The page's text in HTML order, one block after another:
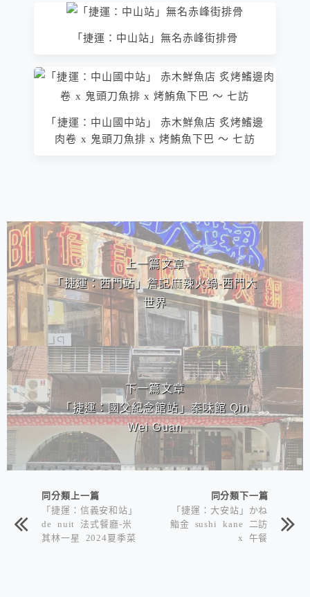
「捷運：中山站」無名赤峰街排骨
「捷運：中山國中站」 赤木鮮魚店 炙烤鰭邊
肉卷 x 鬼頭刀魚排 x 烤鮪魚下巴 ～ 七訪
相連文章
上一篇文章
「捷運：西門站」詹記麻辣火鍋-西門大
世界
下一篇文章
「捷運：國父紀念館站」秦味館 Qin
Wei Guan
同分類上一篇
「捷運：信義安和站」
de nuit 法式餐廳-米
其林一星 2024夏季菜
同分類下一篇
「捷運：大安站」かね
鮨金 sushi kane 二訪
x 午餐